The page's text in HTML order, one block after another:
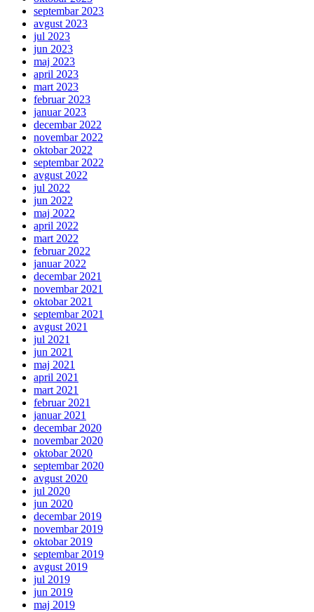
septembar 2023
avgust 2023
jul 2023
jun 2023
maj 2023
april 2023
mart 2023
februar 2023
januar 2023
decembar 2022
novembar 2022
oktobar 2022
septembar 2022
avgust 2022
jul 2022
jun 2022
maj 2022
april 2022
mart 2022
februar 2022
januar 2022
decembar 2021
novembar 2021
oktobar 2021
septembar 2021
avgust 2021
jul 2021
jun 2021
maj 2021
april 2021
mart 2021
februar 2021
januar 2021
decembar 2020
novembar 2020
oktobar 2020
septembar 2020
avgust 2020
jul 2020
jun 2020
decembar 2019
novembar 2019
oktobar 2019
septembar 2019
avgust 2019
jul 2019
jun 2019
maj 2019